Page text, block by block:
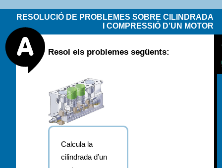
RESOLUCIÓ DE PROBLEMES SOBRE CILINDRADA
I COMPRESSIÓ D’UN MOTOR
Resol els problemes següents:
Calcula la
cilindrada d’un